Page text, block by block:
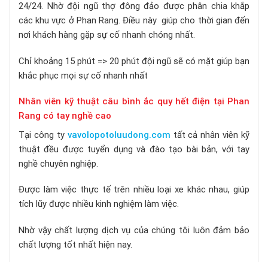
24/24. Nhờ đội ngũ thợ đông đảo được phân chia khắp
các khu vực ở Phan Rang. Điều này giúp cho thời gian đến
nơi khách hàng gặp sự cố nhanh chóng nhất.
Chỉ khoảng 15 phút => 20 phút đội ngũ sẽ có mặt giúp bạn
khắc phục mọi sự cố nhanh nhất
Nhân viên kỹ thuật câu bình ắc quy hết điện tại Phan
Rang có tay nghề cao
Tại công ty vavolopotoluudong.com tất cả nhân viên kỹ
thuật đều được tuyển dụng và đào tạo bài bản, với tay
nghề chuyên nghiệp.
Được làm việc thực tế trên nhiều loại xe khác nhau, giúp
tích lũy được nhiều kinh nghiệm làm việc.
Nhờ vậy chất lượng dịch vụ của chúng tôi luôn đảm bảo
chất lượng tốt nhất hiện nay.